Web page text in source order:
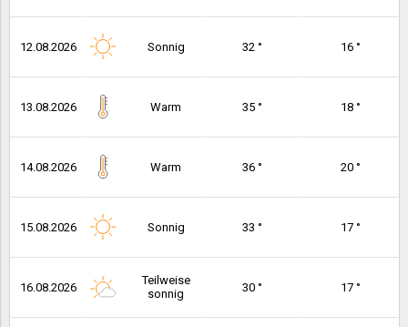
12.08.2026 Sonnig 32 ° 16 °
13.08.2026 Warm 35 ° 18 °
14.08.2026 Warm 36 ° 20 °
15.08.2026 Sonnig 33 ° 17 °
16.08.2026
Teilweise
sonnig
30 ° 17 °